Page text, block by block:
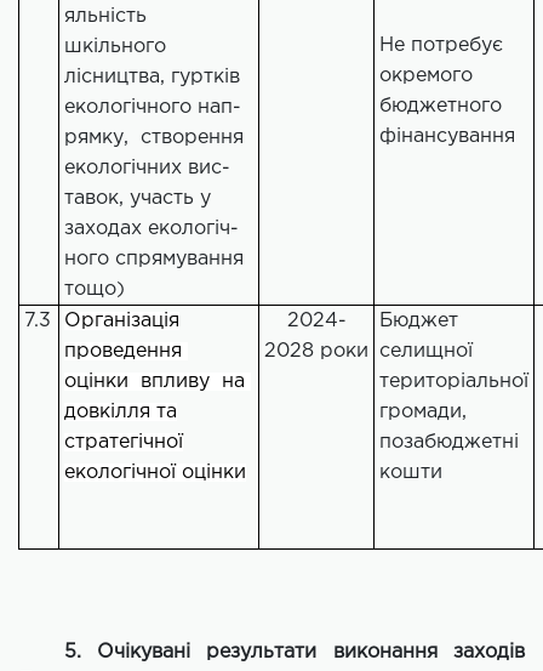
яльність
шкільного
лісництва, гуртків
екологічного нап-
рямку, створення
екологічних вис-
тавок, участь у
заходах екологіч-
ного спрямування
тощо)
Не потребує
окремого
бюджетного
фінансування
7.3
Організація
проведення
оцінки впливу на
довкілля та
стратегічної
екологічної оцінки
2024-
2028 роки
Бюджет
селищної
територіальної
громади,
позабюджетні
кошти
5. Очікувані результати виконання заходів